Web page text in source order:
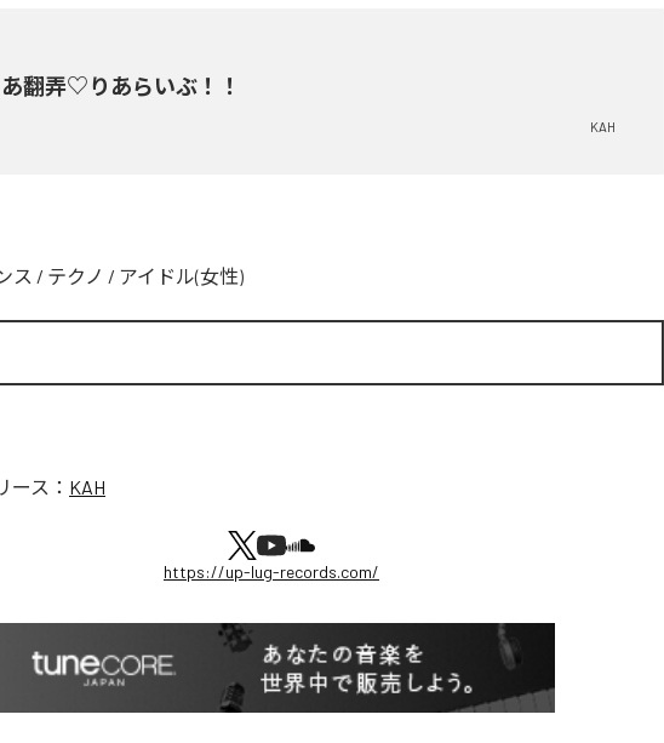
翻弄♡りあらいぶ！！
KAH
ス / テクノ / アイドル(女性)
ース： KAH
https://up-lug-records.com/